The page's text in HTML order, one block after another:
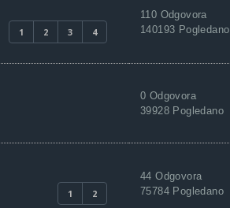
1 2 3 4
110 Odgovora
140193 Pogledano
0 Odgovora
39928 Pogledano
1 2
44 Odgovora
75784 Pogledano